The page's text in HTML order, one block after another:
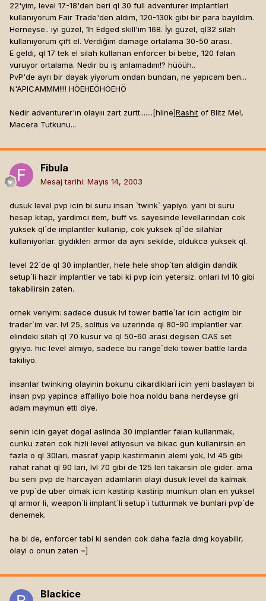
22'yim, level 17-18'den beri ql 30 full adventurer implantleri
kullanıyorum Fair Trade'den aldım, 120-130k gibi bir para bayıldım.
Herneyse.. iyi güzel, 1h Edged skill'im 168. İyi güzel, ql32 silah
kullanıyorum çift el. Verdiğim damage ortalama 30-50 arası..
E geldi, ql 17 tek el silah kullanan enforcer bi bebe, 120 falan
vuruyor ortalama. Nedir bu iş anlamadım!? hüöüh..
PvP'de ayrı bir dayak yiyorum ondan bundan, ne yapıcam ben...
N'APICAMMM!!!! HÖEHEÖHÖEHÖ
Nedir adventurer'ın olayııı zart zurtt.......[hline]Rashit of Blitz Me!,
Macera Tutkunu...
Fibula
Mesaj tarihi: Mayıs 14, 2003
dusuk level pvp icin bi suru insan `twink` yapiyo. yani bi suru
hesap kitap, yardimci item, buff vs. sayesinde levellarindan cok
yuksek ql`de implantler kullanip, cok yuksek ql`de silahlar
kullaniyorlar. giydikleri armor da ayni sekilde, oldukca yuksek ql.
level 22`de ql 30 implantler, hele hele shop`tan aldigin dandik
setup`li hazir implantler ve tabi ki pvp icin yetersiz. onlari lvl 10 gibi
takabilirsin zaten.
ornek veriyim: sadece dusuk lvl tower battle`lar icin actigim bir
trader`im var. lvl 25, solitus ve uzerinde ql 80-90 implantler var.
elindeki silah ql 70 kusur ve ql 50-60 arasi degisen CAS set
giyiyo. hic level almiyo, sadece bu range`deki tower battle larda
takiliyo.
insanlar twinking olayinin bokunu cikardiklari icin yeni baslayan bi
insan pvp yapinca affalliyo bole hoa noldu bana nerdeyse gri
adam maymun etti diye.
senin icin gayet dogal aslinda 30 implantler falan kullanmak,
cunku zaten cok hizli level atliyosun ve bikac gun kullanirsin en
fazla o ql 30lari, masraf yapip kastirmanin alemi yok, lvl 45 gibi
rahat rahat ql 90 lari, lvl 70 gibi de 125 leri takarsin ole gider. ama
bu seni pvp de harcayan adamlarin olayi dusuk level da kalmak
ve pvp`de uber olmak icin kastirip kastirip mumkun olan en yuksel
ql armor li, weapon`li implant`li setup`i tutturmak ve bunlari pvp`de
denemek.
ha bi de, enforcer tabi ki senden cok daha fazla dmg koyabilir,
olayi o onun zaten =]
Blackice